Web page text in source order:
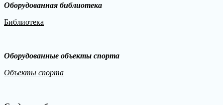
Оборудованная библиотека
Библиотека
Оборудованные объекты спорта
Объекты спорта